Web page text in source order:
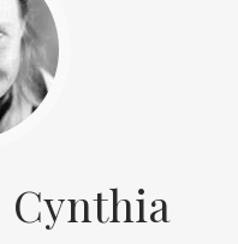
Cynthia